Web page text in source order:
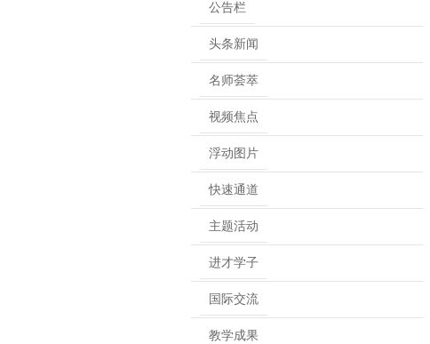
公告栏
头条新闻
名师荟萃
视频焦点
浮动图片
快速通道
主题活动
进才学子
国际交流
教学成果